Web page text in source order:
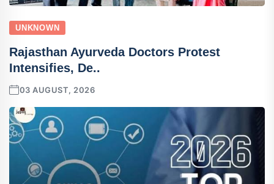
UNKNOWN
Rajasthan Ayurveda Doctors Protest
Intensifies, De..
03 AUGUST, 2026